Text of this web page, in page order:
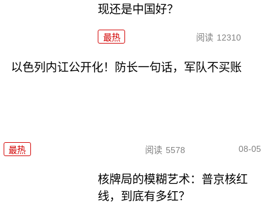
现还是中国好？
最热 阅读 12310
以色列内讧公开化！防长一句话，军队不买账
最热 阅读 5578 08-05
核牌局的模糊艺术：普京核红
线，到底有多红？